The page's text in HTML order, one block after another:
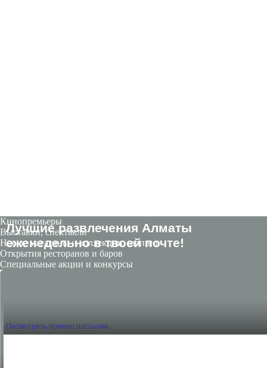
Лучшие развлечения Алматы
eженедельно в твоей почте!
Посмотреть пример рассылки
Кинопремьеры
Выставки, спектакли
Новые магазины и коллекции, шопинг
Открытия ресторанов и баров
Специальные акции и конкурсы